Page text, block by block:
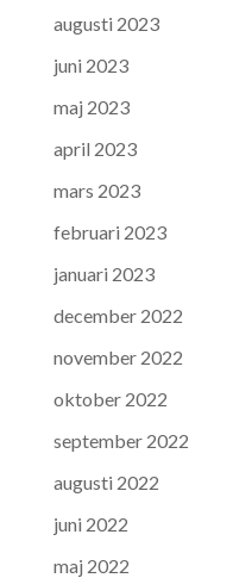
augusti 2023
juni 2023
maj 2023
april 2023
mars 2023
februari 2023
januari 2023
december 2022
november 2022
oktober 2022
september 2022
augusti 2022
juni 2022
maj 2022